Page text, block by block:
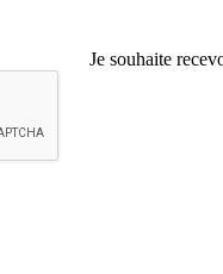
Je souhaite